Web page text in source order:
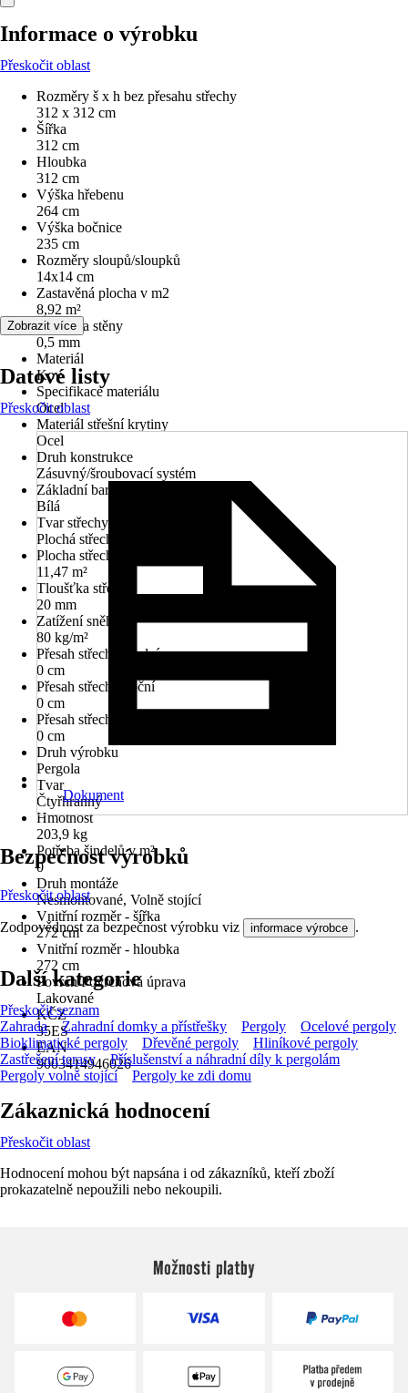
Informace o výrobku
Přeskočit oblast
Rozměry š x h bez přesahu střechy
312 x 312 cm
Šířka
312 cm
Hloubka
312 cm
Výška hřebenu
264 cm
Výška bočnice
235 cm
Rozměry sloupů/sloupků
14x14 cm
Zastavěná plocha v m2
8,92 m²
Tloušťka stěny
0,5 mm
Materiál
Kov
Specifikace materiálu
Ocel
Materiál střešní krytiny
Ocel
Druh konstrukce
Zásuvný/šroubovací systém
Základní barva
Bílá
Tvar střechy
Plochá střecha
Plocha střechy
11,47 m²
Tloušťka střechy
20 mm
Zatížení sněhem
80 kg/m²
Přesah střechy přední
0 cm
Přesah střechy boční
0 cm
Přesah střechy zadní
0 cm
Druh výrobku
Pergola
Tvar
Čtyřhranný
Hmotnost
203,9 kg
Potřeba šindelů v m²
0
Druh montáže
Nesmontované, Volně stojící
Vnitřní rozměr - šířka
272 cm
Vnitřní rozměr - hloubka
272 cm
Povrch/Povrchová úprava
Lakované
KČZ
35ES
EAN
9003414946026
Zobrazit více
Datové listy
Přeskočit oblast
Dokument
Bezpečnost výrobků
Přeskočit oblast
Zodpovědnost za bezpečnost výrobku viz informace výrobce .
Další kategorie
Přeskočit seznam
Zahrada
Zahradní domky a přístřešky Pergoly
Ocelové pergoly
Bioklimatické pergoly
Dřevěné pergoly
Hliníkové pergoly
Zastřešení terasy
Příslušenství a náhradní díly k pergolám
Pergoly volně stojící
Pergoly ke zdi domu
Zákaznická hodnocení
Přeskočit oblast
Hodnocení mohou být napsána i od zákazníků, kteří zboží
prokazatelně nepoužili nebo nekoupili.
Možnosti platby